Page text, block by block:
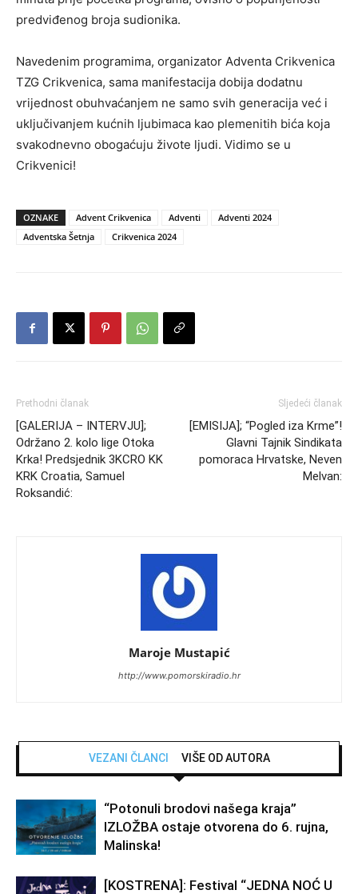
predviđenog broja sudionika.
Navedenim programima, organizator Adventa Crikvenica
TZG Crikvenica, sama manifestacija dobija dodatnu
vrijednost obuhvaćanjem ne samo svih generacija već i
uključivanjem kućnih ljubimaca kao plemenitih bića koja
svakodnevno obogaćuju živote ljudi. Vidimo se u
Crikvenici!
OZNAKE Advent Crikvenica Adventi
Adventi 2024
Adventska Šetnja
Crikvenica 2024
Prethodni članak
[GALERIJA – INTERVJU];
Održano 2. kolo lige Otoka
Krka! Predsjednik 3KCRO KK
KRK Croatia, Samuel
Roksandić:
Sljedeći članak
[EMISIJA]; “Pogled iza Krme”!
Glavni Tajnik Sindikata
pomoraca Hrvatske, Neven
Melvan:
Maroje Mustapić
http://www.pomorskiradio.hr
VEZANI ČLANCI VIŠE OD AUTORA
“Potonuli brodovi našega kraja”
IZLOŽBA ostaje otvorena do 6. rujna,
Malinska!
[KOSTRENA]: Festival “JEDNA NOĆ U